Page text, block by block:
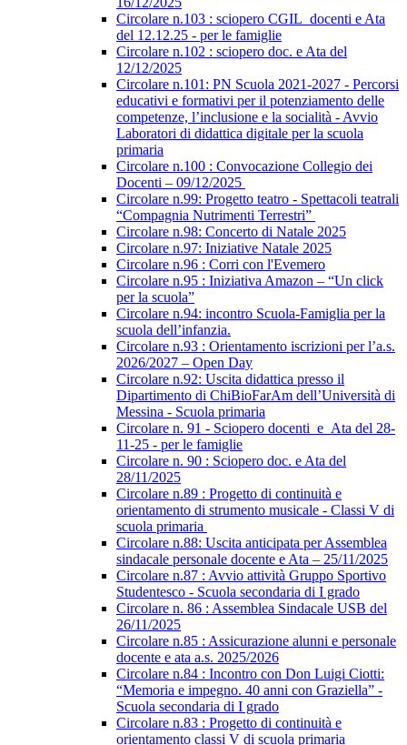
Circolare n.103 : sciopero CGIL_docenti e Ata
del 12.12.25 - per le famiglie
Circolare n.102 : sciopero doc. e Ata del
12/12/2025
Circolare n.101: PN Scuola 2021-2027 - Percorsi
educativi e formativi per il potenziamento delle
competenze, l’inclusione e la socialità - Avvio
Laboratori di didattica digitale per la scuola
primaria
Circolare n.100 : Convocazione Collegio dei
Docenti – 09/12/2025
Circolare n.99: Progetto teatro - Spettacoli teatrali
“Compagnia Nutrimenti Terrestri”
Circolare n.98: Concerto di Natale 2025
Circolare n.97: Iniziative Natale 2025
Circolare n.96 : Corri con l'Evemero
Circolare n.95 : Iniziativa Amazon – “Un click
per la scuola”
Circolare n.94: incontro Scuola-Famiglia per la
scuola dell’infanzia.
Circolare n.93 : Orientamento iscrizioni per l’a.s.
2026/2027 – Open Day
Circolare n.92: Uscita didattica presso il
Dipartimento di ChiBioFarAm dell’Università di
Messina - Scuola primaria
Circolare n. 91 - Sciopero docenti_e_Ata del 28-
11-25 - per le famiglie
Circolare n. 90 : Sciopero doc. e Ata del
28/11/2025
Circolare n.89 : Progetto di continuità e
orientamento di strumento musicale - Classi V di
scuola primaria
Circolare n.88: Uscita anticipata per Assemblea
sindacale personale docente e Ata – 25/11/2025
Circolare n.87 : Avvio attività Gruppo Sportivo
Studentesco - Scuola secondaria di I grado
Circolare n. 86 : Assemblea Sindacale USB del
26/11/2025
Circolare n.85 : Assicurazione alunni e personale
docente e ata a.s. 2025/2026
Circolare n.84 : Incontro con Don Luigi Ciotti:
“Memoria e impegno. 40 anni con Graziella” -
Scuola secondaria di I grado
Circolare n.83 : Progetto di continuità e
orientamento classi V di scuola primaria